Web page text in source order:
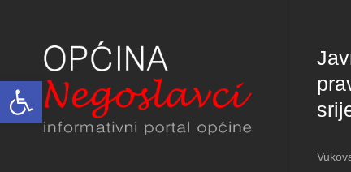
Open toolbar